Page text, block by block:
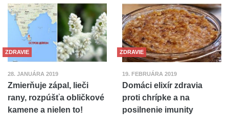
ZDRAVIE
28. JANUÁRA 2019
Zmierňuje zápal, lieči
rany, rozpúšťa obličkové
kamene a nielen to!
ZDRAVIE
19. FEBRUÁRA 2019
Domáci elixír zdravia
proti chrípke a na
posilnenie imunity